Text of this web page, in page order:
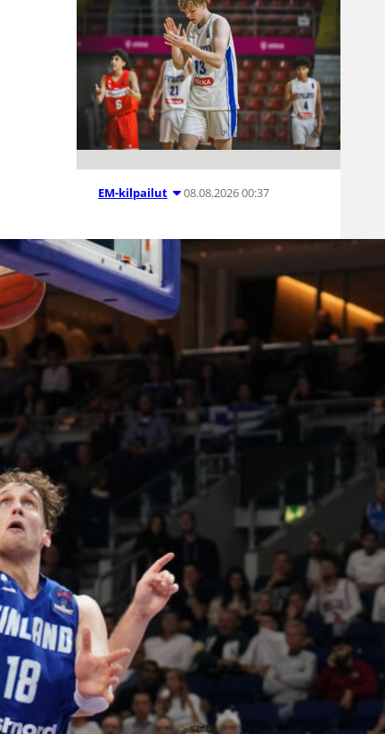
EM-kilpailut 08.08.2026 00:37
Suomen 16-
vuotiaat pojat
voittivat
Luxemburgin
– EM-kisojen
voittotili
aukesi
vakuuttavalla
pelillä
Suomen 16-vuotiaat pojat
ottivat vakuuttavan 85–45-voiton
Luxemburgista B-divisioonan